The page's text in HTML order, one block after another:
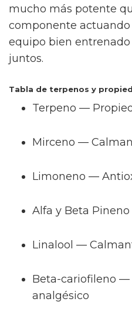
mucho más potente
componente
equipo bien
juntos.
Tabla de terpenos y
Terpeno —
Mirceno —
Limoneno —
Alfa y Beta
Linalool —
Beta-cariofileno
analgésico